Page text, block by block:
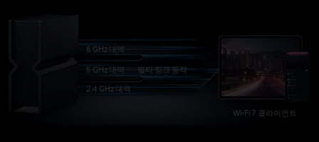
6 GHz 대역
5 GHz 대역
2.4 GHz 대역
멀티 링크 동작
Wi-Fi 7 클라이언트